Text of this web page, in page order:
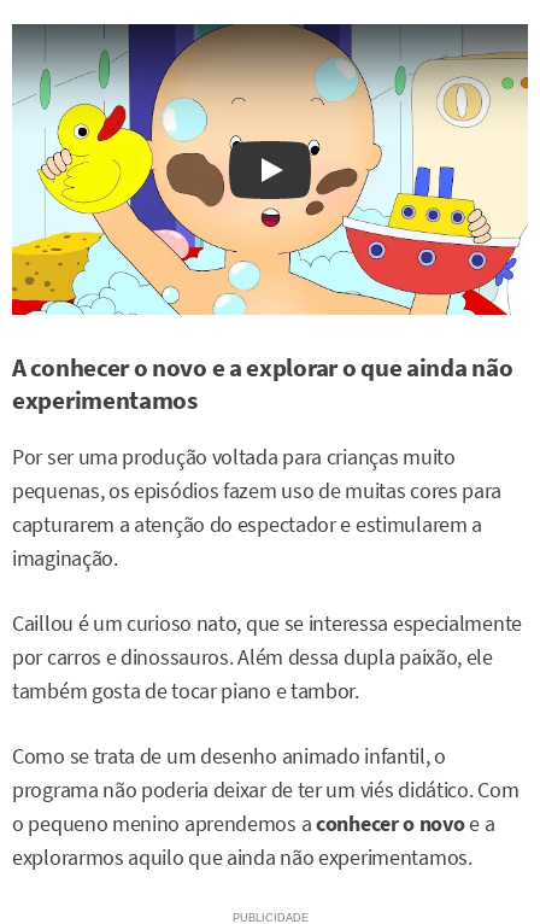
Watch on YouTube
A conhecer o novo e a explorar o que ainda não
experimentamos
Por ser uma produção voltada para crianças muito
pequenas, os episódios fazem uso de muitas cores para
capturarem a atenção do espectador e estimularem a
imaginação.
Caillou é um curioso nato, que se interessa especialmente
por carros e dinossauros. Além dessa dupla paixão, ele
também gosta de tocar piano e tambor.
Como se trata de um desenho animado infantil, o
programa não poderia deixar de ter um viés didático. Com
o pequeno menino aprendemos aconhecer o novoe a
explorarmos aquilo que ainda não experimentamos.